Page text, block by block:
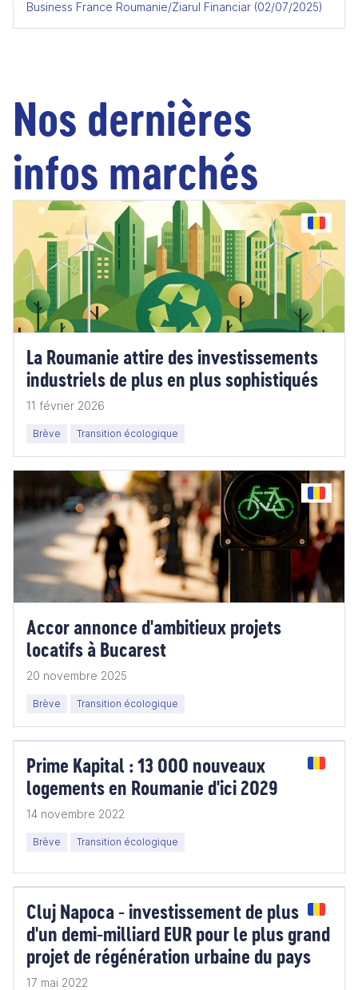
Business France Roumanie/Ziarul Financiar (02/07/2025)
Nos dernières
infos marchés
La Roumanie attire des investissements
industriels de plus en plus sophistiqués
11 février 2026
Brève Transition écologique
Accor annonce d'ambitieux projets
locatifs à Bucarest
20 novembre 2025
Brève Transition écologique
Prime Kapital : 13 000 nouveaux
logements en Roumanie d'ici 2029
14 novembre 2022
Brève Transition écologique
Cluj Napoca - investissement de plus
d'un demi-milliard EUR pour le plus grand
projet de régénération urbaine du pays
17 mai 2022